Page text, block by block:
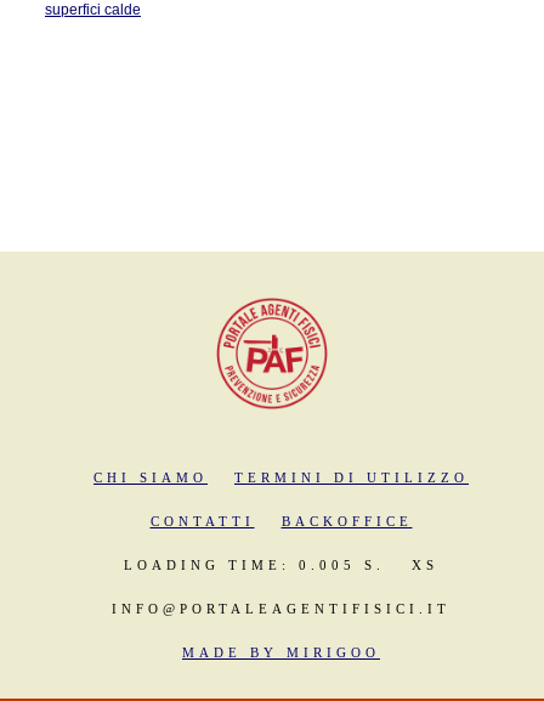
superfici calde
CHI SIAMO TERMINI DI UTILIZZO
CONTATTI BACKOFFICE
LOADING TIME: 0.005 S. XS
INFO@PORTALEAGENTIFISICI.IT
MADE BY MIRIGOO